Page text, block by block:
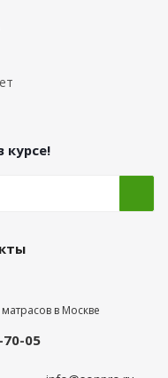
курсе!
в Москве
70-05